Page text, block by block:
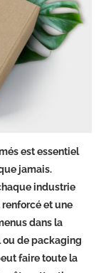
est essentiel
jamais.
industrie
et une
dans la
ou de packaging
faire toute la